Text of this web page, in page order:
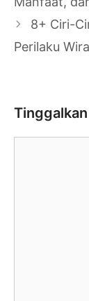
8+ Ciri-
Perilaku